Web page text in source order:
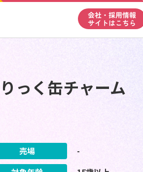
会社・採用情報
サイトはこちら
っく缶チャーム
売場
-